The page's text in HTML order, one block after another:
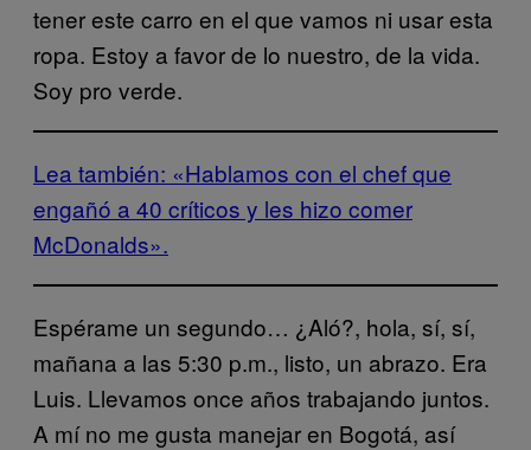
tener este carro en el que vamos ni usar esta
ropa. Estoy a favor de lo nuestro, de la vida.
Soy pro verde.
Lea también: «Hablamos con el chef que
engañó a 40 críticos y les hizo comer
McDonalds».
Espérame un segundo… ¿Aló?, hola, sí, sí,
mañana a las 5:30 p.m., listo, un abrazo. Era
Luis. Llevamos once años trabajando juntos.
A mí no me gusta manejar en Bogotá, así